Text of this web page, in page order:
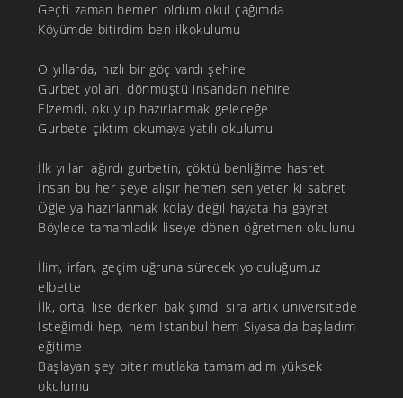
Geçti zaman hemen oldum okul çağımda
Köyümde bitirdim ben ilkokulumu
O yıllarda, hızlı bir göç vardı şehire
Gurbet yolları, dönmüştü insandan nehire
Elzemdi, okuyup hazırlanmak geleceğe
Gurbete çıktım okumaya yatılı okulumu
İlk yılları ağırdı gurbetin, çöktü benliğime hasret
İnsan bu her şeye alışır hemen sen yeter ki sabret
Öğle ya hazırlanmak kolay değil hayata ha gayret
Böylece tamamladık liseye dönen öğretmen okulunu
İlim, irfan, geçim uğruna sürecek yolculuğumuz
elbette
İlk, orta, lise derken bak şimdi sıra artık üniversitede
İsteğimdi hep, hem İstanbul hem Siyasalda başladım
eğitime
Başlayan şey biter mutlaka tamamladım yüksek
okulumu